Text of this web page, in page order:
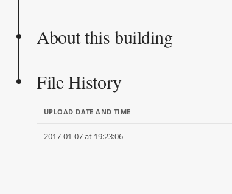
About this building
File History
UPLOAD DATE AND TIME
2017-01-07 at 19:23:06